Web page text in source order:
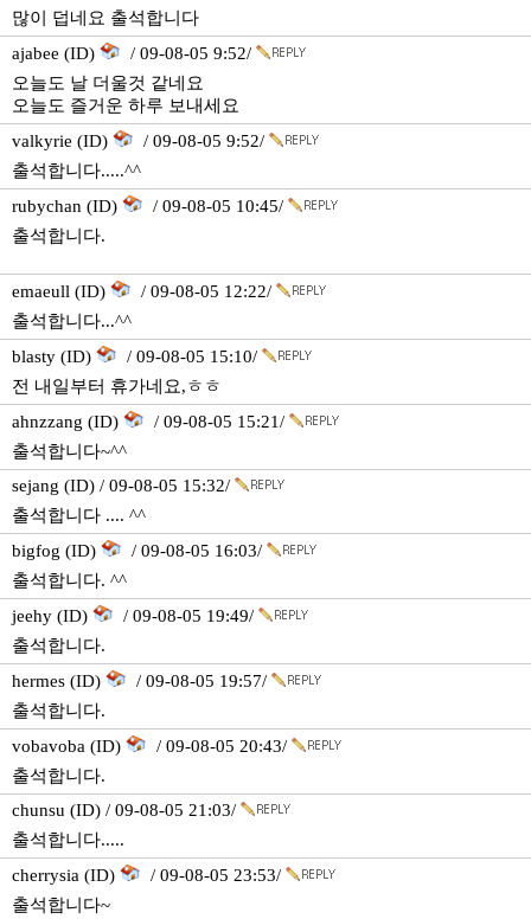
많이 덥네요 출석합니다
ajabee (ID)
/ 09-08-05 9:52/
오늘도 날 더울것 같네요
오늘도 즐거운 하루 보내세요
valkyrie (ID)
/ 09-08-05 9:52/
출석합니다.....^^
rubychan (ID)
/ 09-08-05 10:45/
출석합니다.
emaeull (ID)
/ 09-08-05 12:22/
출석합니다...^^
blasty (ID)
/ 09-08-05 15:10/
전 내일부터 휴가네요,ㅎㅎ
ahnzzang (ID)
/ 09-08-05 15:21/
출석합니다~^^
sejang (ID) / 09-08-05 15:32/
출석합니다 .... ^^
bigfog (ID)
/ 09-08-05 16:03/
출석합니다. ^^
jeehy (ID)
/ 09-08-05 19:49/
출석합니다.
hermes (ID)
/ 09-08-05 19:57/
출석합니다.
vobavoba (ID)
/ 09-08-05 20:43/
출석합니다.
chunsu (ID) / 09-08-05 21:03/
출석합니다.....
cherrysia (ID)
/ 09-08-05 23:53/
출석합니다~